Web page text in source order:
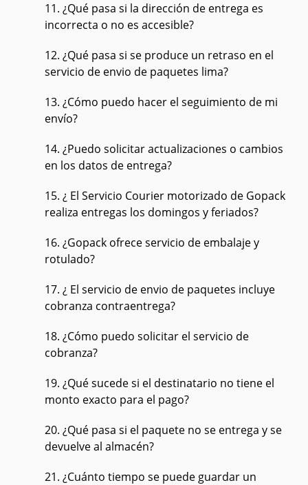
11. ¿Qué pasa si la dirección de entrega es
incorrecta o no es accesible?
12. ¿Qué pasa si se produce un retraso en el
servicio de envio de paquetes lima?
13. ¿Cómo puedo hacer el seguimiento de mi
envío?
14. ¿Puedo solicitar actualizaciones o cambios
en los datos de entrega?
15. ¿ El Servicio Courier motorizado de Gopack
realiza entregas los domingos y feriados?
16. ¿Gopack ofrece servicio de embalaje y
rotulado?
17. ¿ El servicio de envio de paquetes incluye
cobranza contraentrega?
18. ¿Cómo puedo solicitar el servicio de
cobranza?
19. ¿Qué sucede si el destinatario no tiene el
monto exacto para el pago?
20. ¿Qué pasa si el paquete no se entrega y se
devuelve al almacén?
21. ¿Cuánto tiempo se puede guardar un